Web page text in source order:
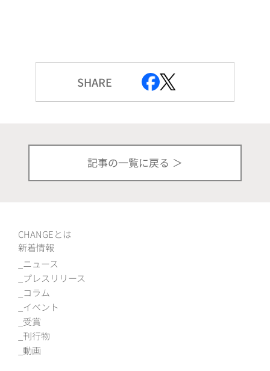
SHARE
記事の一覧に戻る
CHANGEとは
新着情報
ニュース
プレスリリース
コラム
イベント
受賞
刊行物
動画